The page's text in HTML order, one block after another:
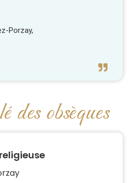
Porzay,
obsèques